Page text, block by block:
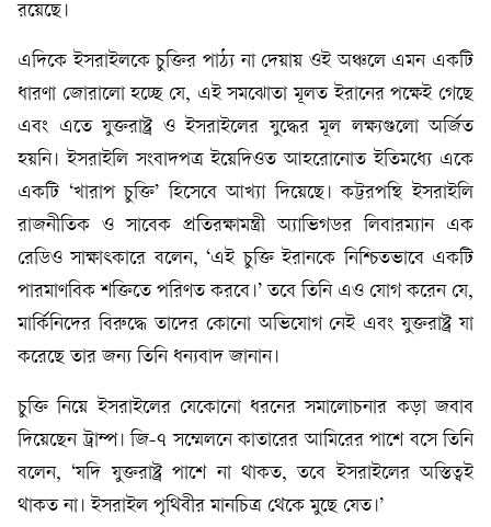
রয়েছে।
এদিকে ইসরাইলকে চুক্তির পাঠ্য না দেয়ায় ওই অঞ্চলে এমন একটি
ধারণা জোরালো হচ্ছে যে, এই সমঝোতা মূলত ইরানের পক্ষেই গেছে
এবং এতে যুক্তরাষ্ট্র ও ইসরাইলের যুদ্ধের মূল লক্ষ্যগুলো অর্জিত
হয়নি। ইসরাইলি সংবাদপত্র ইয়েদিওত আহরোনোত ইতিমধ্যে একে
একটি ‘খারাপ চুক্তি’ হিসেবে আখ্যা দিয়েছে। কট্টরপন্থি ইসরাইলি
রাজনীতিক ও সাবেক প্রতিরক্ষামন্ত্রী অ্যাভিগডর লিবারম্যান এক
রেডিও সাক্ষাৎকারে বলেন, ‘এই চুক্তি ইরানকে নিশ্চিতভাবে একটি
পারমাণবিক শক্তিতে পরিণত করবে।’ তবে তিনি এও যোগ করেন যে,
মার্কিনিদের বিরুদ্ধে তাদের কোনো অভিযোগ নেই এবং যুক্তরাষ্ট্র যা
করেছে তার জন্য তিনি ধন্যবাদ জানান।
চুক্তি নিয়ে ইসরাইলের যেকোনো ধরনের সমালোচনার কড়া জবাব
দিয়েছেন ট্রাম্প। জি-৭ সম্মেলনে কাতারের আমিরের পাশে বসে তিনি
বলেন, ‘যদি যুক্তরাষ্ট্র পাশে না থাকত, তবে ইসরাইলের অস্তিত্বই
থাকত না। ইসরাইল পৃথিবীর মানচিত্র থেকে মুছে যেত।’